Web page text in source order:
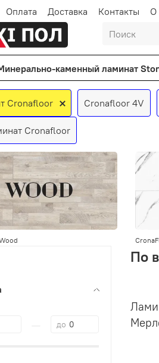
Оплата Доставка Контакты О
каменный ламинат
Cronafloor Cronafloor 4V
Cronafloor
По
до